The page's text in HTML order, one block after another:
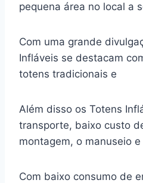
pequena área no local a
Com uma grande
Infláveis se destacam
totens tradicionais e
Além disso os Totens
transporte, baixo custo
montagem, o manuseio
Com baixo consumo de